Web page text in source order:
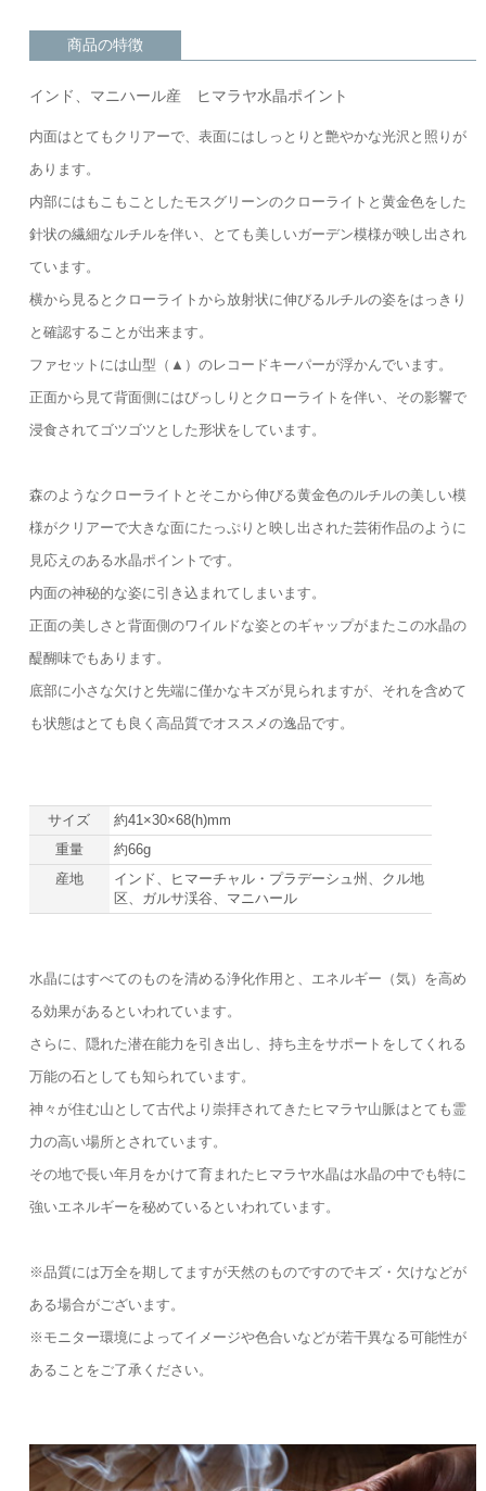
商品の特徴
インド、マニハール産 ヒマラヤ水晶ポイント
内面はとてもクリアーで、表面にはしっとりと艶やかな光沢と照りが
あります。
内部にはもこもことしたモスグリーンのクローライトと黄金色をした
針状の繊細なルチルを伴い、とても美しいガーデン模様が映し出され
ています。
横から見るとクローライトから放射状に伸びるルチルの姿をはっきり
と確認することが出来ます。
ファセットには山型（▲）のレコードキーパーが浮かんでいます。
正面から見て背面側にはびっしりとクローライトを伴い、その影響で
浸食されてゴツゴツとした形状をしています。
森のようなクローライトとそこから伸びる黄金色のルチルの美しい模
様がクリアーで大きな面にたっぷりと映し出された芸術作品のように
見応えのある水晶ポイントです。
内面の神秘的な姿に引き込まれてしまいます。
正面の美しさと背面側のワイルドな姿とのギャップがまたこの水晶の
醍醐味でもあります。
底部に小さな欠けと先端に僅かなキズが見られますが、それを含めて
も状態はとても良く高品質でオススメの逸品です。
サイズ
約41×30×68(h)mm
重量
約66g
産地
インド、ヒマーチャル・プラデーシュ州、クル地
区、ガルサ渓谷、マニハール
水晶にはすべてのものを清める浄化作用と、エネルギー（気）を高め
る効果があるといわれています。
さらに、隠れた潜在能力を引き出し、持ち主をサポートをしてくれる
万能の石としても知られています。
神々が住む山として古代より崇拝されてきたヒマラヤ山脈はとても霊
力の高い場所とされています。
その地で長い年月をかけて育まれたヒマラヤ水晶は水晶の中でも特に
強いエネルギーを秘めているといわれています。
※品質には万全を期してますが天然のものですのでキズ・欠けなどが
ある場合がございます。
※モニター環境によってイメージや色合いなどが若干異なる可能性が
あることをご了承ください。